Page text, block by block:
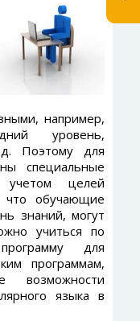
например,
уровень,
Поэтому для
специальные
целей
что обучающие
знаний, могут
учиться по
для
программам,
возможности
языка в